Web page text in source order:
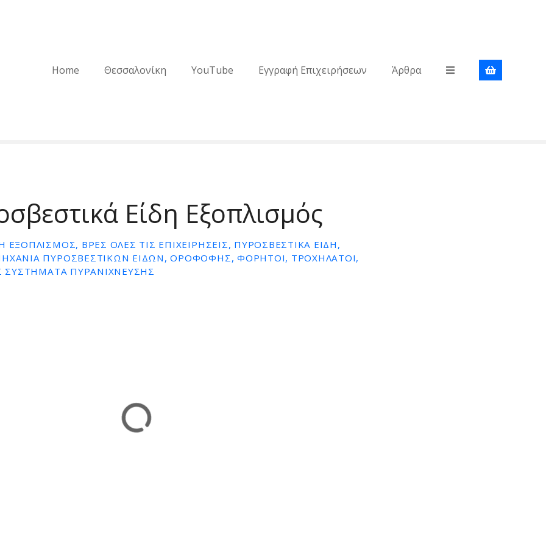
Home Θεσσαλονίκη YouTube Εγγραφή Επιχειρήσεων Άρθρα
Είδη Εξοπλισμός
ΕΞΟΠΛΙΣΜΌΣ, ΒΡΕΣ ΌΛΕΣ ΤΙΣ ΕΠΙΧΕΙΡΉΣΕΙΣ, ΠΥΡΟΣΒΕΣΤΙΚΑ ΕΙΔΗ,
ΠΥΡΟΣΒΕΣΤΙΚΩΝ ΕΙΔΩΝ, ΟΡΟΦΟΦΉΣ, ΦΟΡΗΤΟΙ, ΤΡΟΧΗΛΑΤΟΙ,
ΣΥΣΤΗΜΑΤΑ ΠΥΡΑΝΙΧΝΕΥΣΗΣ